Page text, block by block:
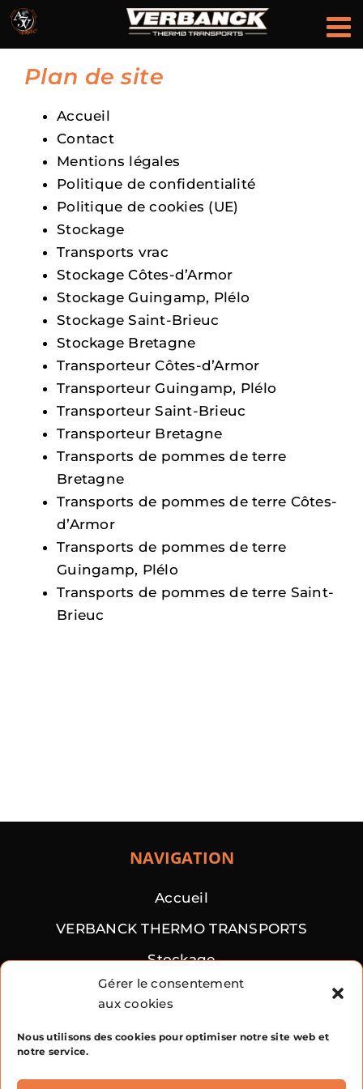
Gérer le consentement
aux cookies
Nous utilisons des cookies pour optimiser notre site web et
notre service.
Passer
au
Plan de site
Accueil
Contact
Mentions légales
Politique de confidentialité
Politique de cookies (UE)
Stockage
Transports vrac
Stockage Côtes-d’Armor
Stockage Guingamp, Plélo
Stockage Saint-Brieuc
Stockage Bretagne
Transporteur Côtes-d’Armor
Transporteur Guingamp, Plélo
Transporteur Saint-Brieuc
Transporteur Bretagne
Transports de pommes de terre
Bretagne
Transports de pommes de terre Côtes-
d’Armor
Transports de pommes de terre
Guingamp, Plélo
Transports de pommes de terre Saint-
Brieuc
NAVIGATION
Accueil
VERBANCK THERMO TRANSPORTS
Stockage
Transports vrac